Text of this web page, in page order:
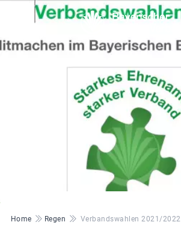
Pfadnavigation
Home Regen Verbandswahlen 2021/2022